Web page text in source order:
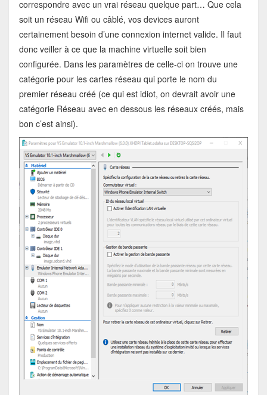
correspondre avec un vrai réseau quelque part… Que cela
soit un réseau Wifi ou câblé, vos devices auront
certainement besoin d’une connexion internet valide. Il faut
donc veiller à ce que la machine virtuelle soit bien
configurée. Dans les paramètres de celle-ci on trouve une
catégorie pour les cartes réseau qui porte le nom du
premier réseau créé (ce qui est idiot, on devrait avoir une
catégorie Réseau avec en dessous les réseaux créés, mais
bon c’est ainsi).